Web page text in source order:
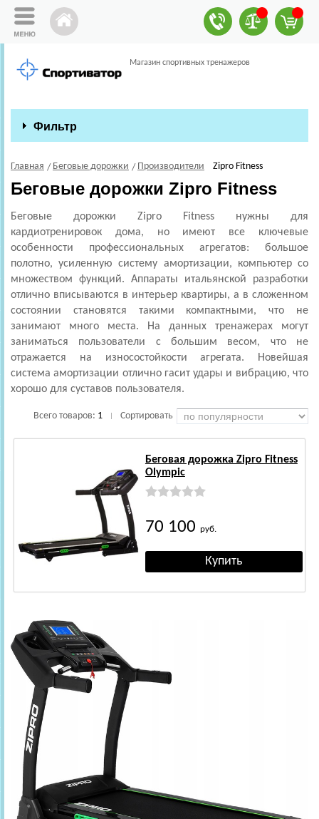
Магазин спортивных тренажеров
Фильтр
Главная Беговые дорожки Производители Zipro Fitness
Беговые дорожки Zipro Fitness
Беговые дорожки Zipro Fitness нужны для
кардиотренировок дома, но имеют все ключевые
особенности профессиональных агрегатов: большое
полотно, усиленную систему амортизации, компьютер со
множеством функций. Аппараты итальянской разработки
отлично вписываются в интерьер квартиры, а в сложенном
состоянии становятся такими компактными, что не
занимают много места. На данных тренажерах могут
заниматься пользователи с большим весом, что не
отражается на износостойкости агрегата. Новейшая
система амортизации отлично гасит удары и вибрацию, что
хорошо для суставов пользователя.
Всего товаров: 1 Сортировать
Беговая дорожка Zipro Fitness
Olympic
70 100 руб.